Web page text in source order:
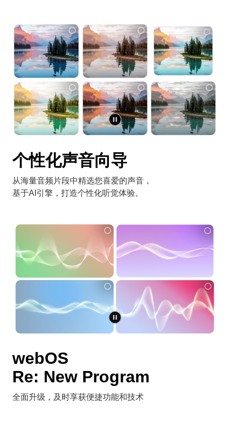
个性化声音向导
从海量音频片段中精选您喜爱的声音，
基于AI引擎，打造个性化听觉体验。
webOS
Re: New Program
全面升级，及时享获便捷功能和技术